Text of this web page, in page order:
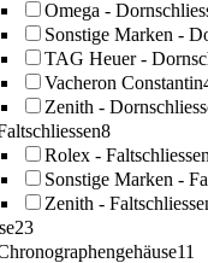
Omega -
Sonstige Marken -
TAG Heuer -
Vacheron Constantin
Zenith -
8
Rolex - Faltschliessen
Sonstige Marken -
Zenith -
23
11